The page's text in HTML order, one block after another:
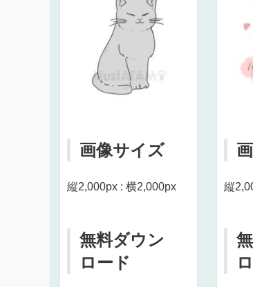
画像サイズ
縦2,000px : 横2,000px
無料ダウン
ロード
縦